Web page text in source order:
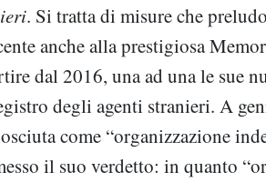
. Si tratta di misure che
anche alla prestigiosa
dal 2016, una ad una le sue
degli agenti stranieri. A
come “organizzazione
il suo verdetto: in quanto